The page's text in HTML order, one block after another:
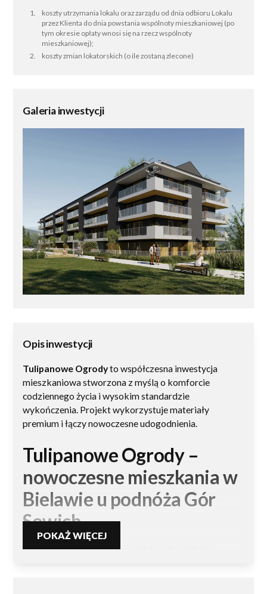
koszty utrzymania lokalu oraz zarządu od dnia odbioru Lokalu
przez Klienta do dnia powstania wspólnoty mieszkaniowej (po
tym okresie opłaty wnosi się na rzecz wspólnoty
mieszkaniowej);
koszty zmian lokatorskich (o ile zostaną zlecone)
Galeria inwestycji
Opis inwestycji
Tulipanowe Ogrodyto współczesna inwestycja
mieszkaniowa stworzona z myślą o komforcie
codziennego życia i wysokim standardzie
wykończenia. Projekt wykorzystuje materiały
premium i łączy nowoczesne udogodnienia.
Tulipanowe Ogrody –
nowoczesne mieszkania w
Bielawie u podnóża Gór
Sowich
Tulipanowe Ogrodyto wyjątkowa inwestycja
POKAŻ WIĘCEJ